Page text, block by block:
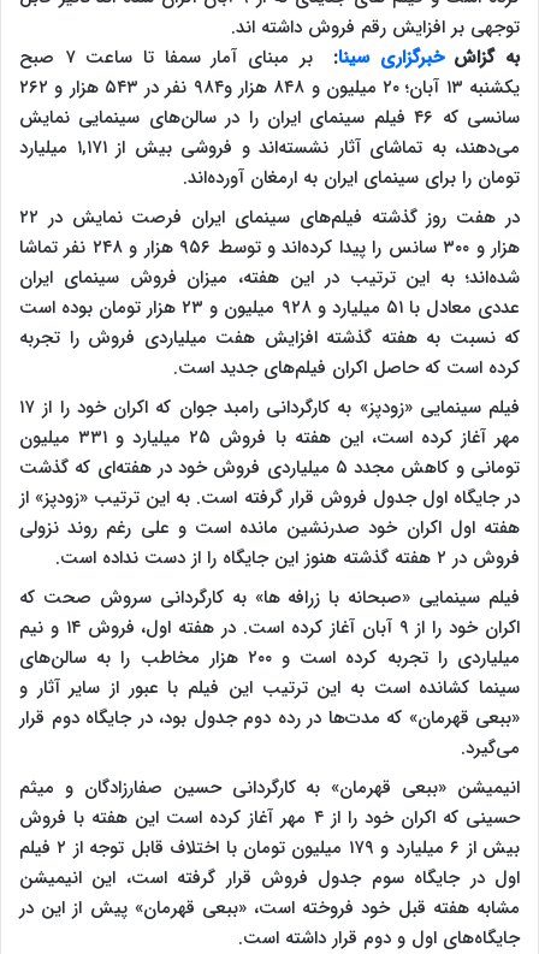
توجهی بر افزایش رقم فروش داشته اند.
به گزاشخبرگزاری سینا:
بر مبنای آمار سمفا تا ساعت ۷ صبح
یکشنبه ۱۳ آبان؛ ۲۰ میلیون و ۸۴۸ هزار و۹۸۴ نفر در ۵۴۳ هزار و ۲۶۲
سانسی که ۴۶ فیلم سینمای ایران را در سالن‌های سینمایی نمایش
می‌دهند، به تماشای آثار نشسته‌اند و فروشی بیش از ۱,۱۷۱ میلیارد
تومان را برای سینمای ایران به ارمغان آورده‌اند.
در هفت روز گذشته فیلم‌های سینمای ایران فرصت نمایش در ۲۲
هزار و ۳۰۰ سانس را پیدا کرده‌اند و توسط ۹۵۶ هزار و ۲۴۸ نفر تماشا
شده‌اند؛ به این ترتیب در این هفته، میزان فروش سینمای ایران
عددی معادل با ۵۱ میلیارد و ۹۲۸ میلیون و ۲۳ هزار تومان بوده است
که نسبت به هفته گذشته افزایش هفت میلیاردی فروش را تجربه
کرده است که حاصل اکران فیلم‌های جدید است.
فیلم سینمایی «زودپز» به کارگردانی رامبد جوان که اکران خود را از ۱۷
مهر آغاز کرده است، این هفته با فروش ۲۵ میلیارد و ۳۳۱ میلیون
تومانی و کاهش مجدد ۵ میلیاردی فروش خود در هفته‌ای که گذشت
در جایگاه اول جدول فروش قرار گرفته است. به این ترتیب «زودپز» از
هفته اول اکران خود صدرنشین مانده است و علی رغم روند نزولی
فروش در ۲ هفته گذشته هنوز این جایگاه را از دست نداده است.
فیلم سینمایی «صبحانه با زرافه ها» به کارگردانی سروش صحت که
اکران خود را از ۹ آبان آغاز کرده است. در هفته اول، فروش ۱۴ و نیم
میلیاردی را تجربه کرده است و ۲۰۰ هزار مخاطب را به سالن‌های
سینما کشانده است به این ترتیب این فیلم با عبور از سایر آثار و
«ببعی قهرمان» که مدت‌ها در رده دوم جدول بود، در جایگاه دوم قرار
می‌گیرد.
انیمیشن «ببعی قهرمان» به کارگردانی حسین صفارزادگان و میثم
حسینی که اکران خود را از ۴ مهر آغاز کرده است این هفته با فروش
بیش از ۶ میلیارد و ۱۷۹ میلیون تومان با اختلاف قابل توجه از ۲ فیلم
اول در جایگاه سوم جدول فروش قرار گرفته است، این انیمیشن
مشابه هفته قبل خود فروخته است، «ببعی قهرمان» پیش از این در
جایگاه‌های اول و دوم قرار داشته است.